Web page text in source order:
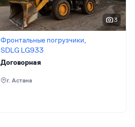
3
Фронтальные погрузчики,
SDLG LG933
Договорная
г. Астана